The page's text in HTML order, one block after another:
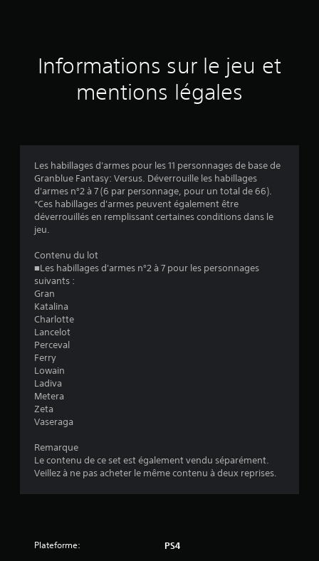
a
s
:
5
é
s
u
Informations sur le jeu et
mentions légales
Les habillages d'armes pour les 11 personnages de base de
Granblue Fantasy: Versus. Déverrouille les habillages
d'armes n°2 à 7 (6 par personnage, pour un total de 66).
*Ces habillages d'armes peuvent également être
déverrouillés en remplissant certaines conditions dans le
jeu.
Contenu du lot
■Les habillages d'armes n°2 à 7 pour les personnages
suivants :
Gran
Katalina
Charlotte
Lancelot
Perceval
Ferry
Lowain
Ladiva
Metera
Zeta
Vaseraga
Remarque
Le contenu de ce set est également vendu séparément.
Veillez à ne pas acheter le même contenu à deux reprises.
Plateforme: PS4